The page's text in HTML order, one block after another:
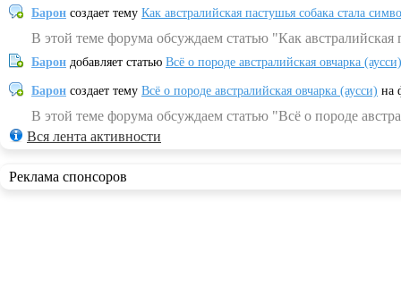
Барон создает тему Как австралийская пастушья собака стала
В этой теме форума обсуждаем статью "Как
Барон добавляет статью Всё о породе австралийская овчарка (аусси)
Барон создает тему Всё о породе австралийская овчарка (аусси) на
В этой теме форума обсуждаем статью "Всё о породе
Вся лента активности
Реклама спонсоров